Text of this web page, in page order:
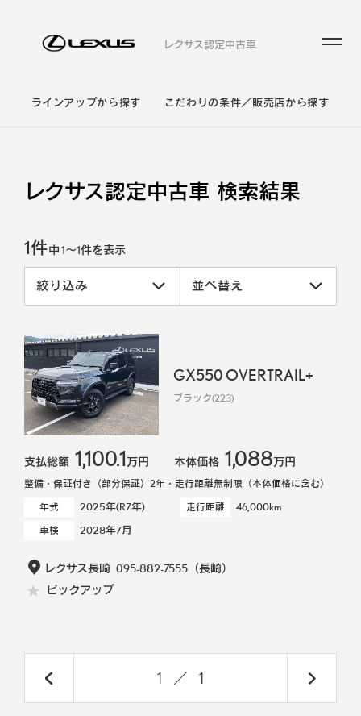
レクサス認定中古車
ラインアップから探す こだわりの条件／販売店から探す
レクサス認定中古車 検索結果
1件中1～1件を表示
絞り込み 並べ替え
GX550 OVERTRAIL+
ブラック(223)
支払総額 1,100.1万円 本体価格 1,088万円
整備・保証付き（部分保証）2年・走行距離無制限（本体価格に含む）
年式
2025年(R7年) 走行距離 46,000km
車検 2028年7月
レクサス長崎 095-882-7555（長崎）
ピックアップ
1 ／ 1